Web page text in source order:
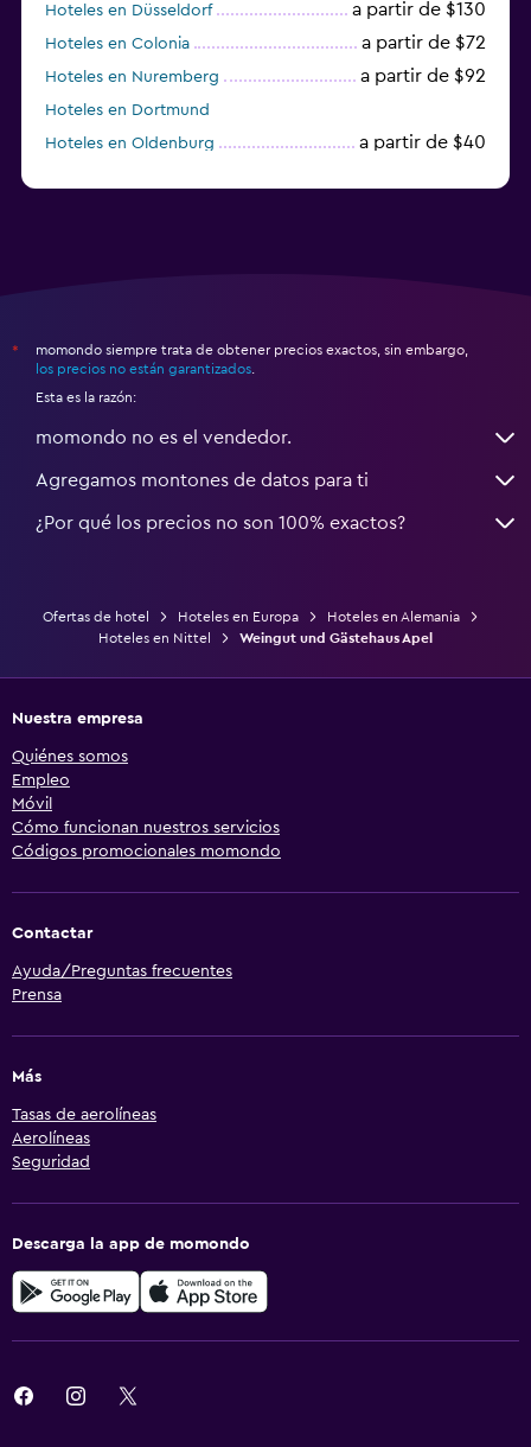
Hoteles en Düsseldorf a partir de $130
Hoteles en Colonia a partir de $72
Hoteles en Nuremberg a partir de $92
Hoteles en Dortmund
Hoteles en Oldenburg
a partir de $40
*
momondo siempre trata de obtener precios exactos, sin embargo,
los precios no están garantizados
Esta es la razón:
momondo no es el vendedor.
Agregamos montones de datos para ti
¿Por qué los precios no son 100% exactos?
Ofertas de hotel Hoteles en Europa
Hoteles en Alemania
Hoteles en Nittel
Weingut und Gästehaus Apel
Nuestra empresa
Quiénes somos
Empleo
Móvil
Cómo funcionan nuestros servicios
Códigos promocionales momondo
Contactar
Ayuda/Preguntas frecuentes
Prensa
Más
Tasas de aerolíneas
Aerolíneas
Seguridad
Descarga la app de momondo